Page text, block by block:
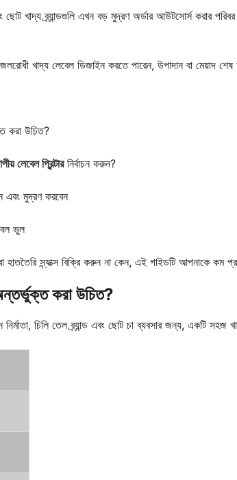
ছোট খাদ্য ব্র্যান্ডগুলি এখন বড় মুদ্রণ অর্ডার আউটসোর্স করার
খাদ্য লেবেল ডিজাইন করতে পারেন, উপাদান বা মেয়াদ
করা উচিত?
লেবেল প্রিন্টারনির্বাচন করুন?
এবং মুদ্রণ করবেন
ভুল
স্ন্যাক্স বিক্রি করুন না কেন, এই গাইডটি আপনাকে কম
করা উচিত?
চিলি তেল ব্র্যান্ড এবং ছোট চা ব্যবসার জন্য, একটি সহজ